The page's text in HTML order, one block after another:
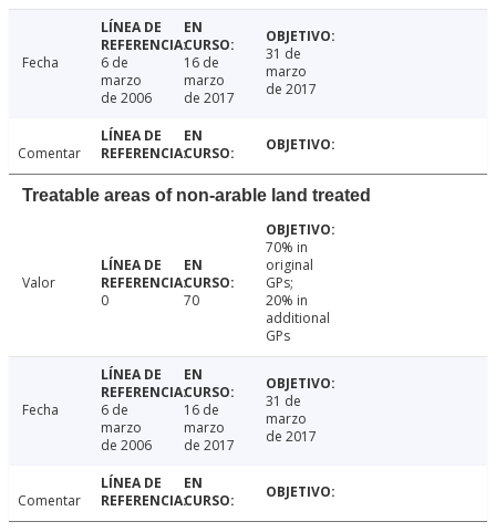
Fecha
6 de
marzo
de 2006
16 de
marzo
de 2017
31 de
marzo
de 2017
Comentar
Treatable areas of non-arable land treated
Valor
0
70
70% in
original
GPs;
20% in
additional
GPs
Fecha
6 de
marzo
de 2006
16 de
marzo
de 2017
31 de
marzo
de 2017
Comentar